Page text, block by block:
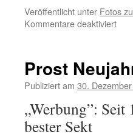
Veröffentlicht unter Fotos
Kommentare deaktiviertfür
Ihre
Prost
Publiziert am 30.
„Werbung”:
bester Sekt